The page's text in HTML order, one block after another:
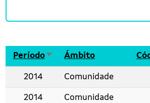
Período Ordenar de maneira
Ámbito
2014 Comunidade
2014 Comunidade